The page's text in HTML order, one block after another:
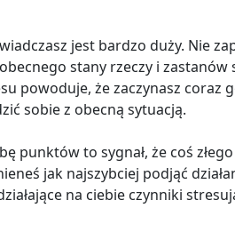
jest bar­dzo duży. Nie
stany rze­czy i
po­wo­du­je, że za­czy­nasz coraz
sobie z obec­ną sy­tu­acją.
punk­tów to sy­gnał, że coś
jak naj­szyb­ciej pod­jąć
na cie­bie czyn­ni­ki